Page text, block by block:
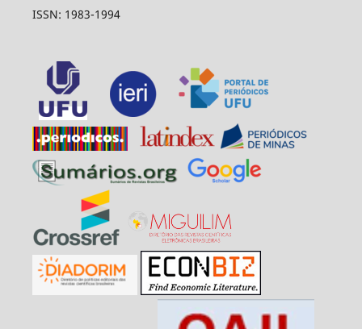
ISSN: 1983-1994